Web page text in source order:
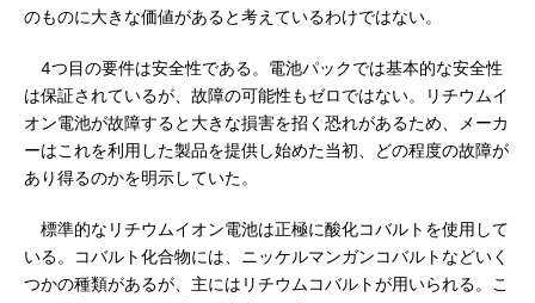
のものに大きな価値があると考えているわけではない。
4つ目の要件は安全性である。電池パックでは基本的な安全性
は保証されているが、故障の可能性もゼロではない。リチウムイ
オン電池が故障すると大きな損害を招く恐れがあるため、メーカ
ーはこれを利用した製品を提供し始めた当初、どの程度の故障が
あり得るのかを明示していた。
標準的なリチウムイオン電池は正極に酸化コバルトを使用して
いる。コバルト化合物には、ニッケルマンガンコバルトなどいく
つかの種類があるが、主にはリチウムコバルトが用いられる。こ